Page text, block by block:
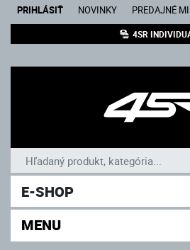
PRIHLÁSIŤ NOVINKY PREDAJNÉ
4SR
E-SHOP
MENU